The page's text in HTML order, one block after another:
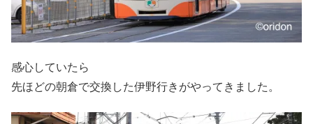
感心していたら
先ほどの朝倉で交換した伊野行きがやってきました。